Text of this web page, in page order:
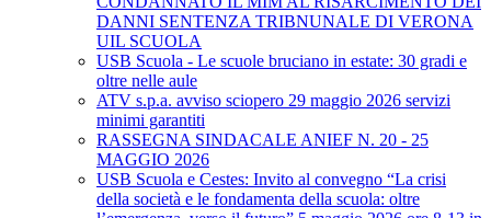
DANNI SENTENZA TRIBNUNALE DI VERONA
UIL SCUOLA
USB Scuola - Le scuole bruciano in estate: 30 gradi e
oltre nelle aule
ATV s.p.a. avviso sciopero 29 maggio 2026 servizi
minimi garantiti
RASSEGNA SINDACALE ANIEF N. 20 - 25
MAGGIO 2026
USB Scuola e Cestes: Invito al convegno “La crisi
della società e le fondamenta della scuola: oltre